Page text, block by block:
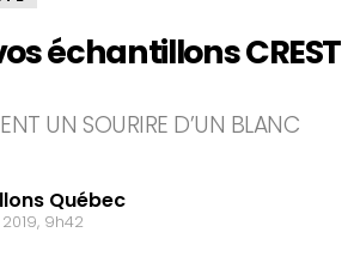
échantillons CREST
UN SOURIRE D’UN BLANC
Québec
9h42